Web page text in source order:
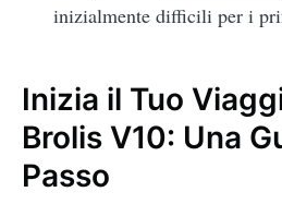
inizialmente difficili per i
Inizia il Tuo
Brolis V10: Una
Passo